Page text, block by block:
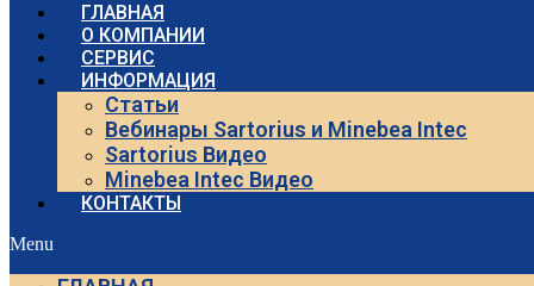
ГЛАВНАЯ
О КОМПАНИИ
СЕРВИС
ИНФОРМАЦИЯ
Статьи
Вебинары Sartorius и Minebea Intec
Sartorius Видео
Minebea Intec Видео
КОНТАКТЫ
Menu